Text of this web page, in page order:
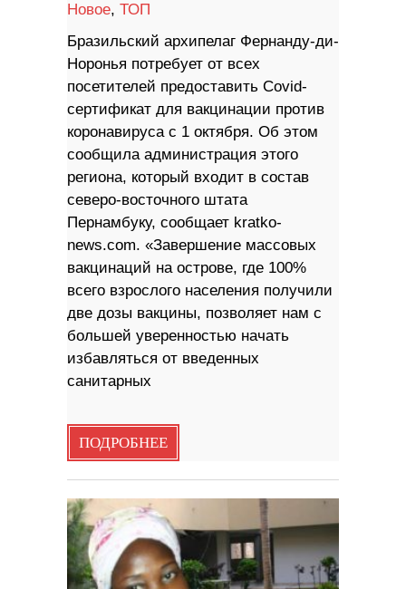
Новое, ТОП
Бразильский архипелаг Фернанду-ди-
Норонья потребует от всех
посетителей предоставить Covid-
сертификат для вакцинации против
коронавируса с 1 октября. Об этом
сообщила администрация этого
региона, который входит в состав
северо-восточного штата
Пернамбуку, сообщает kratko-
news.com. «Завершение массовых
вакцинаций на острове, где 100%
всего взрослого населения получили
две дозы вакцины, позволяет нам с
большей уверенностью начать
избавляться от введенных
санитарных
ПОДРОБНЕЕ